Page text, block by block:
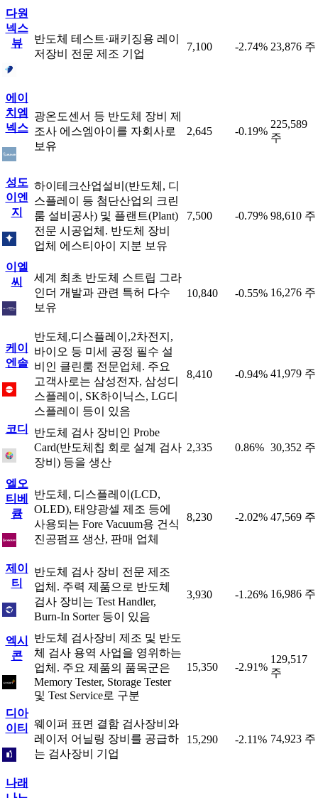
다원
넥스
뷰
반도체 테스트·패키징용 레이
저장비 전문 제조 기업
7,100 -2.74% 23,876 주
에이
치엠
넥스
광온도센서 등 반도체 장비 제
조사 에스엠아이를 자회사로
보유
2,645 -0.19%
225,589
주
성도
이엔
지
하이테크산업설비(반도체, 디
스플레이 등 첨단산업의 크린
룸 설비공사) 및 플랜트(Plant)
전문 시공업체. 반도체 장비
업체 에스티아이 지분 보유
7,500 -0.79% 98,610 주
이엘
씨
세계 최초 반도체 스트립 그라
인더 개발과 관련 특허 다수
보유
10,840 -0.55% 16,276 주
케이
엔솔
반도체,디스플레이,2차전지,
바이오 등 미세 공정 필수 설
비인 클린룸 전문업체. 주요
고객사로는 삼성전자, 삼성디
스플레이, SK하이닉스, LG디
스플레이 등이 있음
8,410 -0.94% 41,979 주
코디
반도체 검사 장비인 Probe
Card(반도체칩 회로 설계 검사
장비) 등을 생산
2,335 0.86% 30,352 주
엘오
티베
큠
반도체, 디스플레이(LCD,
OLED), 태양광셀 제조 등에
사용되는 Fore Vacuum용 건식
진공펌프 생산, 판매 업체
8,230 -2.02% 47,569 주
제이
티
반도체 검사 장비 전문 제조
업체. 주력 제품으로 반도체
검사 장비는 Test Handler,
Burn-In Sorter 등이 있음
3,930 -1.26% 16,986 주
엑시
콘
반도체 검사장비 제조 및 반도
체 검사 용역 사업을 영위하는
업체. 주요 제품의 품목군은
Memory Tester, Storage Tester
및 Test Service로 구분
15,350 -2.91%
129,517
주
디아
이티
웨이퍼 표면 결함 검사장비와
레이저 어닐링 장비를 공급하
는 검사장비 기업
15,290 -2.11% 74,923 주
나래